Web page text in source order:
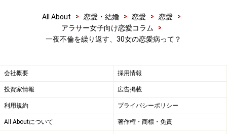
All About > 恋愛・結婚 > 恋愛 > 恋愛
>
アラサー女子向け恋愛コラム
>
一夜不倫を繰り返す、30女の恋愛病って？
会社概要 採用情報
投資家情報 広告掲載
利用規約 プライバシーポリシー
All Aboutについて 著作権・商標・免責